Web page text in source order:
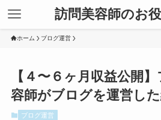
訪問美容師のお
ホーム ブログ運営
【４〜６ヶ月収益公開
容師がブログを運営し
ブログ運営